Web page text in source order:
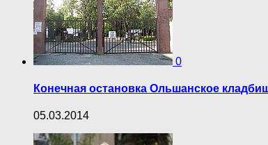
0
Конечная остановка Ольшанское
05.03.2014